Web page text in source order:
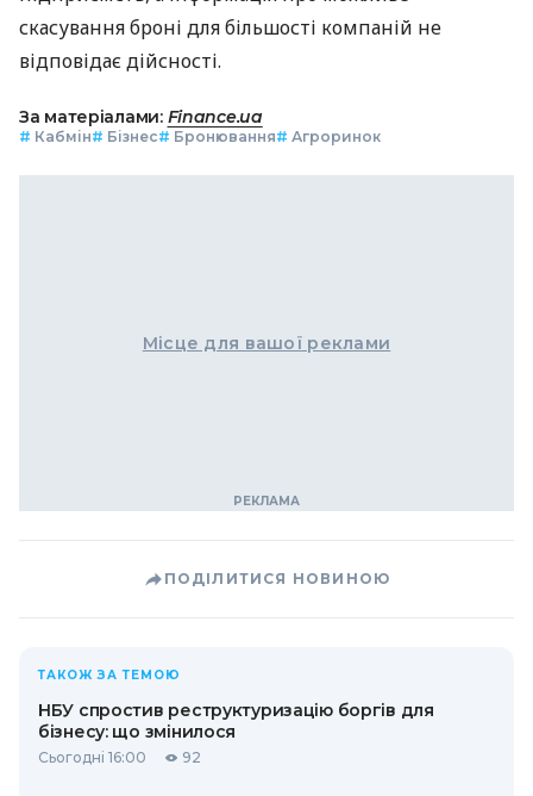
скасування броні для більшості компаній не
відповідає дійсності.
За матеріалами: Finance.ua
# Кабмін# Бізнес# Бронювання# Агроринок
Місце для вашої реклами
ПОДІЛИТИСЯ НОВИНОЮ
ТАКОЖ ЗА ТЕМОЮ
НБУ спростив реструктуризацію боргів для
бізнесу: що змінилося
Сьогодні 16:00 92